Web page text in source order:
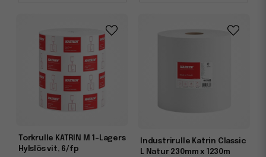
Torkrulle KATRIN M 1-Lagers
Hylslös vit, 6/fp
Industrirulle Katrin Classic
L Natur 230mm x 1230m